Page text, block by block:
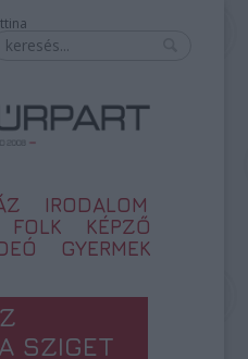
IRODALOM
FOLK
KÉPZŐ
GYERMEK
SZIGET